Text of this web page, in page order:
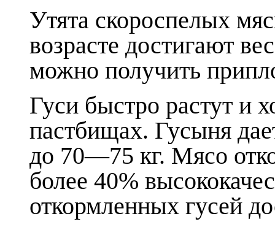
Утята скороспелых
возрасте достигают
можно получить
Гуси быстро растут и
пастбищах. Гусыня
до 70—75 кг. Мясо
более 40%
откормленных гусей